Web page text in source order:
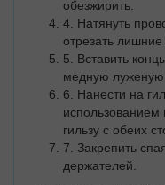
обезжирить.
4. Натянуть
отрезать лишние
5. Вставить
медную луженую
6. Нанести на
гильзу с обеих
7. Закрепить
держателей.